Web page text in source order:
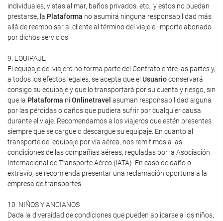
individuales, vistas al mar, baños privados, etc., y estos no puedan
prestarse, la Plataforma no asumirá ninguna responsabilidad más
allá de reembolsar al cliente al término del viaje el importe abonado
por dichos servicios.
9. EQUIPAJE
El equipaje del viajero no forma parte del Contrato entre las partes y,
a todos los efectos legales, se acepta que el Usuarioconservará
consigo su equipaje y que lo transportará por su cuenta y riesgo, sin
que la Plataforma ni Onlinetravel asuman responsabilidad alguna
por las pérdidas o daños que pudiera sufrir por cualquier causa
durante el viaje. Recomendamos a los viajeros que estén presentes
siempre que se cargue o descargue su equipaje. En cuanto al
transporte del equipaje por vía aérea, nos remitimos a las
condiciones de las compañías aéreas, reguladas por la Asociación
Internacional de Transporte Aéreo (IATA). En caso de daño o
extravío, se recomienda presentar una reclamación oportuna a la
empresa de transportes.
10. NIÑOS Y ANCIANOS
Dada la diversidad de condiciones que pueden aplicarse a los niños,